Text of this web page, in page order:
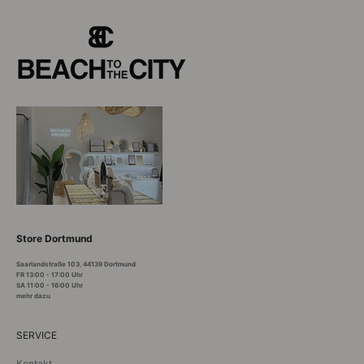
Store Dortmund
Saarlandstraße 103, 44139 Dortmund
FR 13:00 - 17:00 Uhr
SA 11:00 - 16:00 Uhr
mehr dazu
SERVICE